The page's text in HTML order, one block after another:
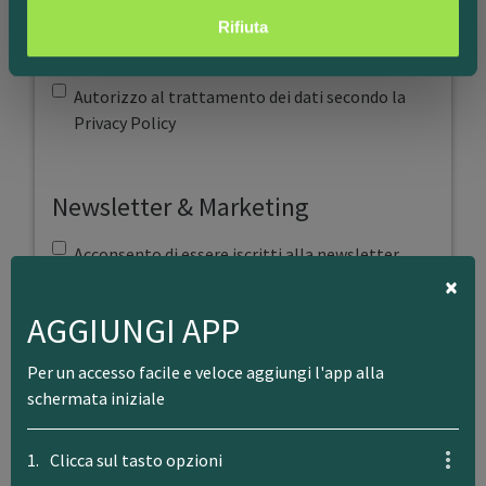
informazioni sul modo in cui utilizzi il nostro sito con i
nostri partner che si occupano di analisi dei dati web,
pubblicità e social media, i quali potrebbero combinarle
con altre informazioni che hai fornito loro o che hanno
raccolto dal tuo utilizzo dei loro servizi.
Rifiuta
×
AGGIUNGI APP
Per un accesso facile e veloce aggiungi l'app alla
schermata iniziale
1. Clicca sul tasto opzioni
Privacy Policy*
Autorizzo al trattamento dei dati secondo la
Privacy Policy
Newsletter & Marketing
Acconsento di essere iscritti alla newsletter